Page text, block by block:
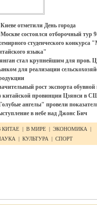
отметили День города
состоялся отборочный тур
студенческого конкурса
языка"
стал крупнейшим для пров.
для реализации
рост экспорта
китайской провинции Цзянси в
ангелы" провели
в небе над Джонс Бич
КИТАЕ | В МИРЕ | ЭКОНОМИКА |
| КУЛЬТУРА | СПОРТ